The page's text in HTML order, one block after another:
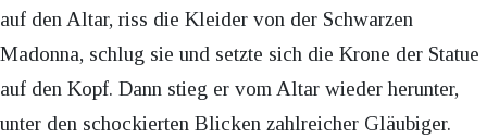
auf den Altar, riss die Kleider von der Schwarzen
Madonna, schlug sie und setzte sich die Krone der Statue
auf den Kopf. Dann stieg er vom Altar wieder herunter,
unter den schockierten Blicken zahlreicher Gläubiger.